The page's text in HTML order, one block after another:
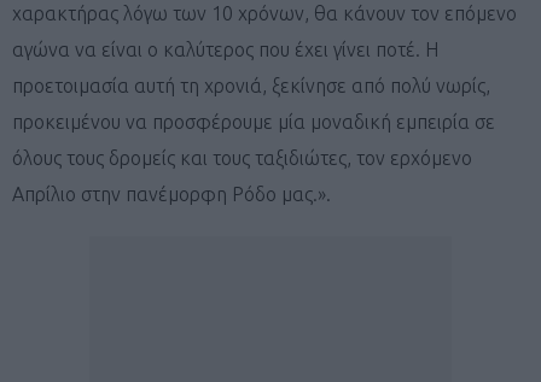
χαρακτήρας λόγω των 10 χρόνων, θα κάνουν τον επόμενο
αγώνα να είναι ο καλύτερος που έχει γίνει ποτέ. Η
προετοιμασία αυτή τη χρονιά, ξεκίνησε από πολύ νωρίς,
προκειμένου να προσφέρουμε μία μοναδική εμπειρία σε
όλους τους δρομείς και τους ταξιδιώτες, τον ερχόμενο
Απρίλιο στην πανέμορφη Ρόδο μας.».